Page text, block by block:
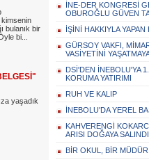
bulanık bir
bi...
yaşadık
İNE-DER KONGRESİ
OBUROĞLU GÜVEN
İŞİNİ HAKKIYLA
GÜRSOY VAKFI,
VASİYETİNİ
DSİ'DEN İNEBOLU'YA
KORUMA YATIRIMI
RUH VE KALIP
İNEBOLU'DA YEREL
KAHVERENGİ
ARISI DOĞAYA SALINDI
BİR OKUL, BİR